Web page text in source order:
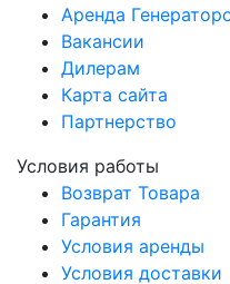
Аренда
Вакансии
Дилерам
Карта сайта
Партнерство
Условия работы
Возврат Товара
Гарантия
Условия аренды
Условия доставки